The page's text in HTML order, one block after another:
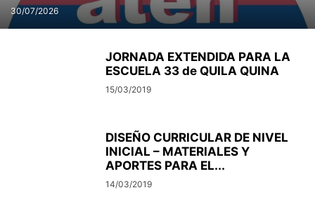
30/07/2026
JORNADA EXTENDIDA PARA LA
ESCUELA 33 de QUILA QUINA
15/03/2019
DISEÑO CURRICULAR DE NIVEL
INICIAL – MATERIALES Y
APORTES PARA EL...
14/03/2019